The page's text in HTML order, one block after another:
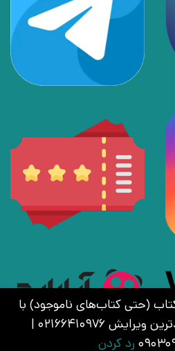
(حتی کتاب‌های ناموجود) با
کمترین قیمت و جدیدترین ویرایش 02166410976 |
رد کردن